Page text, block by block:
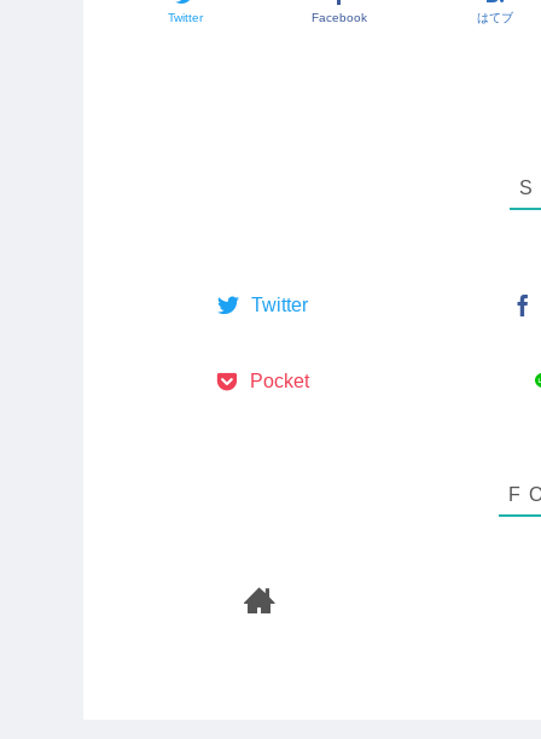
Twitter Facebook はてブ
Twitter
Pocket